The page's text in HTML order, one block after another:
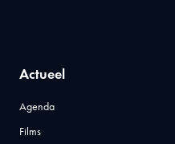
Actueel
Agenda
Films